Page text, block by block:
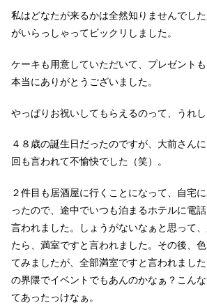
私はどなたが来るかは全然知りませんでし
がいらっしゃってビックリしました。
ケーキも用意していただいて、プレゼント
本当にありがとうございました。
やっぱりお祝いしてもらえるのって、うれし
４８歳の誕生日だったのですが、大前さん
回も言われて不愉快でした（笑）。
２件目も居酒屋に行くことになって、自宅
ったので、途中でいつも泊まるホテルに電
言われました。しょうがないなぁと思って
たら、満室ですと言われました。その後、
てみましたが、全部満室ですと言われまし
の界隈でイベントでもあんのかなぁ？こん
てあったっけなぁ。